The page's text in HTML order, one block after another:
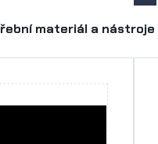
materiál a nástroje